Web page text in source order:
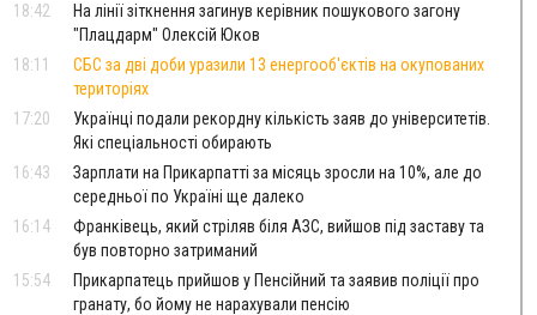
18:42
На лінії зіткнення загинув керівник пошукового загону
"Плацдарм" Олексій Юков
18:11
СБС за дві доби уразили 13 енергооб'єктів на окупованих
територіях
17:20
Українці подали рекордну кількість заяв до університетів.
Які спеціальності обирають
16:43
Зарплати на Прикарпатті за місяць зросли на 10%, але до
середньої по Україні ще далеко
16:14
Франківець, який стріляв біля АЗС, вийшов під заставу та
був повторно затриманий
15:54
Прикарпатець прийшов у Пенсійний та заявив поліції про
гранату, бо йому не нарахували пенсію